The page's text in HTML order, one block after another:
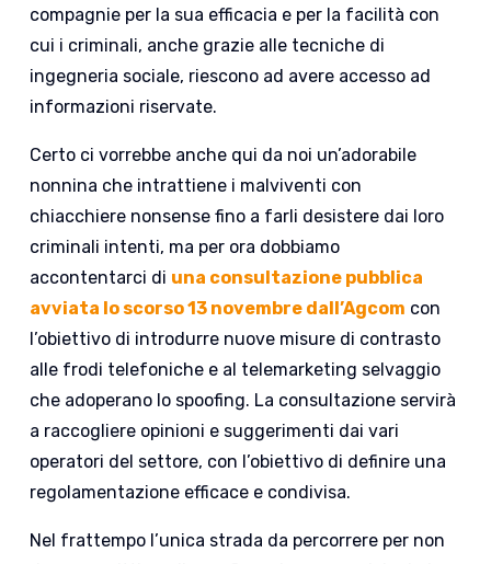
compagnie per la sua efficacia e per la facilità con
cui i criminali, anche grazie alle tecniche di
ingegneria sociale, riescono ad avere accesso ad
informazioni riservate.
Certo ci vorrebbe anche qui da noi un’adorabile
nonnina che intrattiene i malviventi con
chiacchiere nonsense fino a farli desistere dai loro
criminali intenti, ma per ora dobbiamo
accontentarci di una consultazione pubblica
avviata lo scorso 13 novembre dall’Agcom con
l’obiettivo di introdurre nuove misure di contrasto
alle frodi telefoniche e al telemarketing selvaggio
che adoperano lo spoofing. La consultazione servirà
a raccogliere opinioni e suggerimenti dai vari
operatori del settore, con l’obiettivo di definire una
regolamentazione efficace e condivisa.
Nel frattempo l’unica strada da percorrere per non